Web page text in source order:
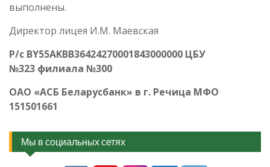
выполнены.
Директор лицея И.М. Маевская
Р/с BY55AKBB36424270001843000000 ЦБУ
№323 филиала №300
ОАО «АСБ Беларусбанк» в г. Речица МФО
151501661
Мы в социальных сетях